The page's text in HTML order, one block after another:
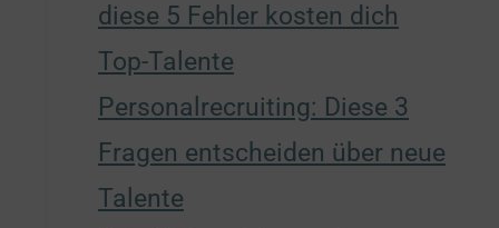
diese 5 Fehler kosten dich
Top-Talente
Personalrecruiting: Diese 3
Fragen entscheiden über neue
Talente